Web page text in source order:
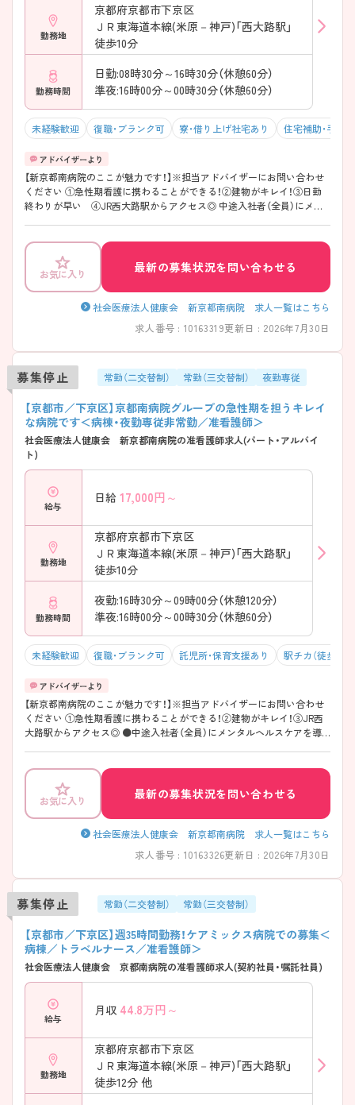
勤務地
京都府京都市下京区
ＪＲ東海道本線(米原－神戸)「西大路駅」
徒歩10分
勤務時間
日勤:08時30分～16時30分（休憩60分）
準夜:16時00分～00時30分（休憩60分）
未経験歓迎 復職・ブランク可 寮・借り上げ社宅あり 住宅補助・手当
【新京都南病院のここが魅力です！】※担当アドバイザーにお問い合わせ
ください ①急性期看護に携わることができる！②建物がキレイ！③日勤
終わりが早い ④JR西大路駅からアクセス◎ 中途入社者（全員）にメン
お気に入り 最新の募集状況を問い合わせる
社会医療法人健康会 新京都南病院 求人一覧はこちら
求人番号 : 10163319更新日 : 2026年7月30日
募集停止 常勤（二交替制） 常勤（三交替制） 夜勤専従
【京都市／下京区】京都南病院グループの急性期を担うキレイ
な病院です＜病棟・夜勤専従非常勤／准看護師＞
社会医療法人健康会 新京都南病院の准看護師求人(パート・アルバイ
ト)
給与
日給 17,000円～
勤務地
京都府京都市下京区
ＪＲ東海道本線(米原－神戸)「西大路駅」
徒歩10分
勤務時間
夜勤:16時30分～09時00分（休憩120分）
準夜:16時00分～00時30分（休憩60分）
未経験歓迎 復職・ブランク可 託児所・保育支援あり 駅チカ（徒歩10
【新京都南病院のここが魅力です！】※担当アドバイザーにお問い合わせ
ください ①急性期看護に携わることができる！②建物がキレイ！③JR西
大路駅からアクセス◎ ●中途入社者（全員）にメンタルヘルスケアを導
お気に入り 最新の募集状況を問い合わせる
社会医療法人健康会 新京都南病院 求人一覧はこちら
求人番号 : 10163326更新日 : 2026年7月30日
募集停止 常勤（二交替制） 常勤（三交替制）
【京都市／下京区】週35時間勤務！ケアミックス病院での募集＜
病棟／トラベルナース／准看護師＞
社会医療法人健康会 京都南病院の准看護師求人(契約社員・嘱託社員)
給与
月収 44.8万円～
勤務地
京都府京都市下京区
ＪＲ東海道本線(米原－神戸)「西大路駅」
徒歩12分 他